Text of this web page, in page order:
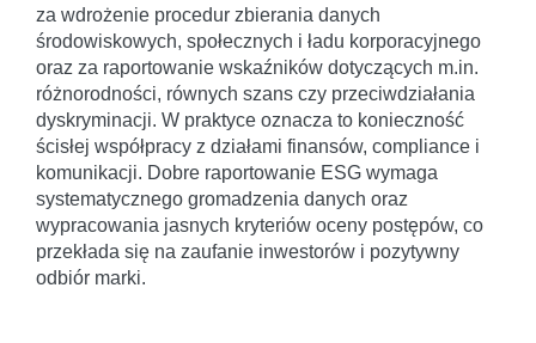
za wdrożenie procedur zbierania danych
środowiskowych, społecznych i ładu korporacyjnego
oraz za raportowanie wskaźników dotyczących m.in.
różnorodności, równych szans czy przeciwdziałania
dyskryminacji. W praktyce oznacza to konieczność
ścisłej współpracy z działami finansów, compliance i
komunikacji. Dobre raportowanie ESG wymaga
systematycznego gromadzenia danych oraz
wypracowania jasnych kryteriów oceny postępów, co
przekłada się na zaufanie inwestorów i pozytywny
odbiór marki.